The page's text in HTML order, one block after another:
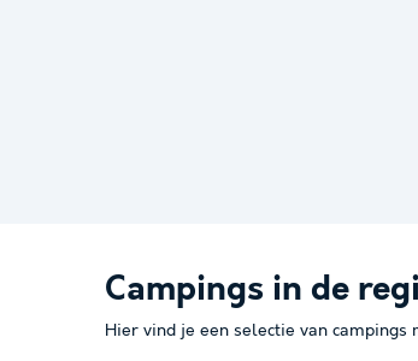
Campings in de
Hier vind je een selectie van campings